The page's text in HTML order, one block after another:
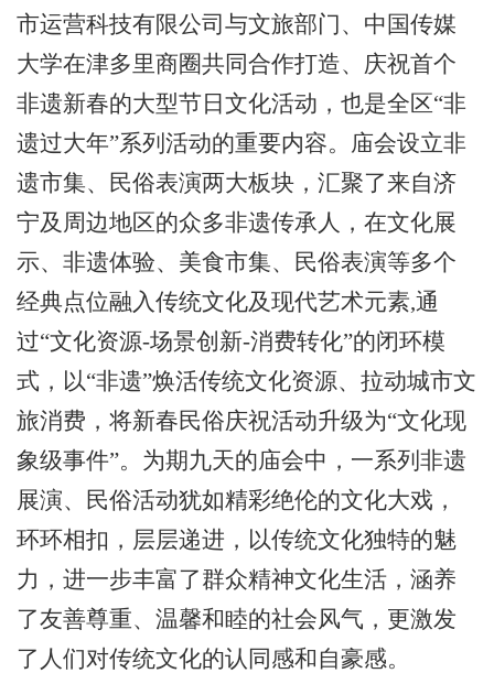
市运营科技有限公司与文旅部门、中国传媒
大学在津多里商圈共同合作打造、庆祝首个
非遗新春的大型节日文化活动，也是全区“非
遗过大年”系列活动的重要内容。庙会设立非
遗市集、民俗表演两大板块，汇聚了来自济
宁及周边地区的众多非遗传承人，在文化展
示、非遗体验、美食市集、民俗表演等多个
经典点位融入传统文化及现代艺术元素,通
过“文化资源-场景创新-消费转化”的闭环模
式，以“非遗”焕活传统文化资源、拉动城市文
旅消费，将新春民俗庆祝活动升级为“文化现
象级事件”。为期九天的庙会中，一系列非遗
展演、民俗活动犹如精彩绝伦的文化大戏，
环环相扣，层层递进，以传统文化独特的魅
力，进一步丰富了群众精神文化生活，涵养
了友善尊重、温馨和睦的社会风气，更激发
了人们对传统文化的认同感和自豪感。